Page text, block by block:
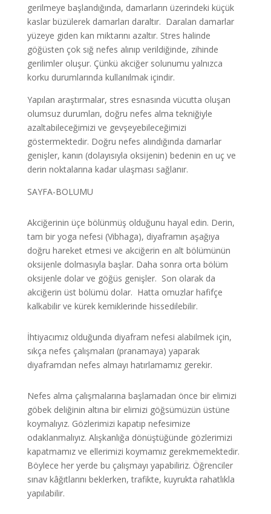
gerilmeye başlandığında, damarların üzerindeki küçük
kaslar büzülerek damarları daraltır. Daralan damarlar
yüzeye giden kan miktarını azaltır. Stres halinde
göğüsten çok sığ nefes alınıp verildiğinde, zihinde
gerilimler oluşur. Çünkü akciğer solunumu yalnızca
korku durumlarında kullanılmak içindir.
Yapılan araştırmalar, stres esnasında vücutta oluşan
olumsuz durumları, doğru nefes alma tekniğiyle
azaltabileceğimizi ve gevşeyebileceğimizi
göstermektedir. Doğru nefes alındığında damarlar
genişler, kanın (dolayısıyla oksijenin) bedenin en uç ve
derin noktalarına kadar ulaşması sağlanır.
SAYFA-BOLUMU
Akciğerinin üçe bölünmüş olduğunu hayal edin. Derin,
tam bir yoga nefesi (Vibhaga), diyaframın aşağıya
doğru hareket etmesi ve akciğerin en alt bölümünün
oksijenle dolmasıyla başlar. Daha sonra orta bölüm
oksijenle dolar ve göğüs genişler. Son olarak da
akciğerin üst bölümü dolar. Hatta omuzlar hafifçe
kalkabilir ve kürek kemiklerinde hissedilebilir.
İhtiyacımız olduğunda diyafram nefesi alabilmek için,
sıkça nefes çalışmaları (pranamaya) yaparak
diyaframdan nefes almayı hatırlamamız gerekir.
Nefes alma çalışmalarına başlamadan önce bir elimizi
göbek deliğinin altına bir elimizi göğsümüzün üstüne
koymalıyız. Gözlerimizi kapatıp nefesimize
odaklanmalıyız. Alışkanlığa dönüştüğünde gözlerimizi
kapatmamız ve ellerimizi koymamız gerekmemektedir.
Böylece her yerde bu çalışmayı yapabiliriz. Öğrenciler
sınav kâğıtlarını beklerken, trafikte, kuyrukta rahatlıkla
yapılabilir.